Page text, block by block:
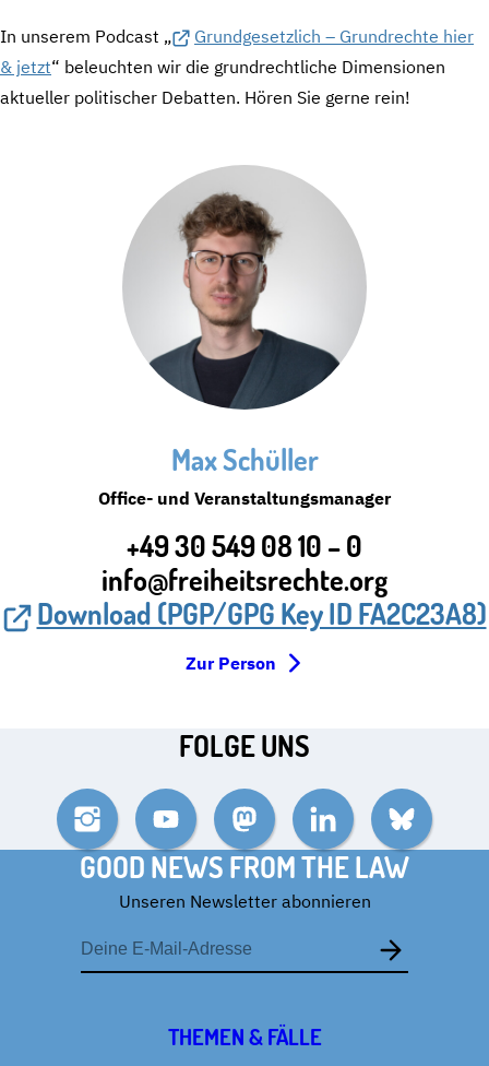
In unserem Podcast „
Grundgesetzlich – Grundrechte hier
& jetzt“ beleuchten wir die grundrechtliche Dimensionen
aktueller politischer Debatten. Hören Sie gerne rein!
Max Schüller
Office- und Veranstaltungsmanager
+49 30 549 08 10 – 0
info@freiheitsrechte.org
Download (PGP/GPG Key ID FA2C23A8)
Zur Person
FOLGE UNS
InstagramYouTube MastodonLinkedIn Bluesky
GOOD NEWS FROM THE LAW
Unseren Newsletter abonnieren
E-
Mail-
Adresse
THEMEN & FÄLLE